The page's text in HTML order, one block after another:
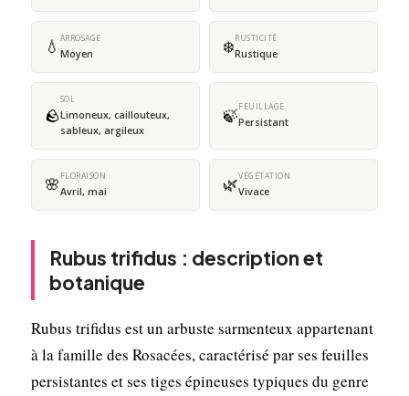
💧 ARROSAGE
Moyen ❄️RUSTICITÉ
Rustique
🪨
SOL
Limoneux, caillouteux,
sableux, argileux
🍃FEUILLAGE
Persistant
🌸 FLORAISON
Avril, mai 🌿VÉGÉTATION
Vivace
Rubus trifidus : description et
botanique
Rubus trifidus est un arbuste sarmenteux appartenant
à la famille des Rosacées, caractérisé par ses feuilles
persistantes et ses tiges épineuses typiques du genre